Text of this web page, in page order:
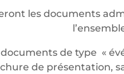
les documents
de type «
de présentation,